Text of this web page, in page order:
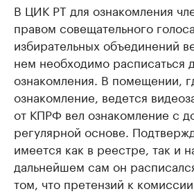
В ЦИК РТ для ознакомления
правом совещательного
избирательных объединений
нем необходимо расписаться
ознакомления. В помещении,
ознакомление, ведется
от КПРФ вел ознакомление с
регулярной основе.
имеется как в реестре, так и
дальнейшем сам он
том, что претензий к